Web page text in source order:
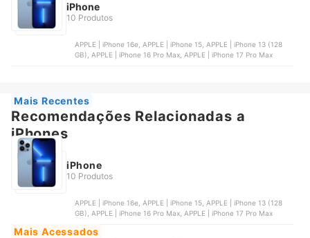
iPhone
10 Produtos
APPLE | iPhone 16e, APPLE | iPhone 15, APPLE | iPhone 13 (128
GB), APPLE | iPhone 16 Pro Max, APPLE | iPhone 17 Pro Max
Mais Recentes
Recomendações Relacionadas a
iPhones
iPhone
10 Produtos
APPLE | iPhone 16e, APPLE | iPhone 15, APPLE | iPhone 13 (128
GB), APPLE | iPhone 16 Pro Max, APPLE | iPhone 17 Pro Max
Mais Acessados